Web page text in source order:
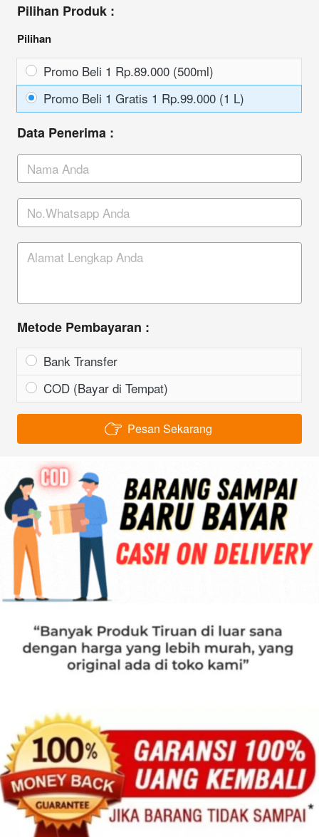
Pilihan Produk :
Pilihan
Promo Beli 1 Rp.89.000 (500ml)
Promo Beli 1 Gratis 1 Rp.99.000 (1 L)
Data Penerima :
Metode Pembayaran :
Bank Transfer
COD (Bayar di Tempat)
` Pesan Sekarang